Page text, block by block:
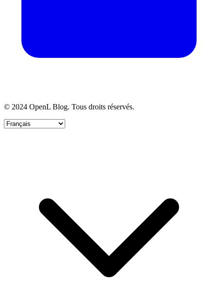
© 2024 OpenL Blog. Tous droits réservés.